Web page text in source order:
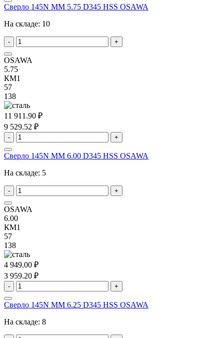
Сверло 145N MM 5.75 D345 HSS OSAWA
На складе: 10
- +
OSAWA
5.75
КМ1
57
138
11 911.90 ₽
9 529.52 ₽
- +
Сверло 145N MM 6.00 D345 HSS OSAWA
На складе: 5
- +
OSAWA
6.00
КМ1
57
138
4 949.00 ₽
3 959.20 ₽
- +
Сверло 145N MM 6.25 D345 HSS OSAWA
На складе: 8